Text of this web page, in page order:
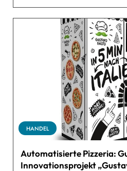
HANDEL
Automatisierte Pizzeria:
Innovationsprojekt